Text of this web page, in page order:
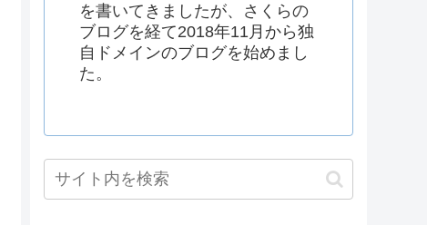
を書いてきましたが、さくらの
ブログを経て2018年11月から独
自ドメインのブログを始めまし
た。